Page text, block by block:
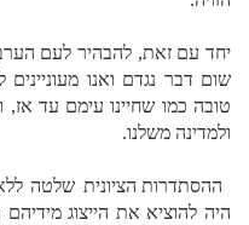
יחד עם זאת, להבהיר לעם
שום דבר נגדם ואנו
טובה כמו שחיינו עימם עד אז,
ולמדינה משלנו.
ההסתדרות הציונית שלטה
היה להוציא את הייצוג מידיהם